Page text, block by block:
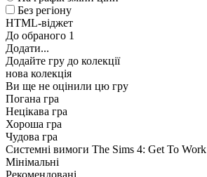
Без регіону
HTML-віджет
До обраного 1
Додати...
Додайте гру до колекції
нова колекція
Ви ще не оцінили цю гру
Погана гра
Нецікава гра
Хороша гра
Чудова гра
Системні вимоги The Sims 4: Get To Work
Мінімальні
Рекомендовані